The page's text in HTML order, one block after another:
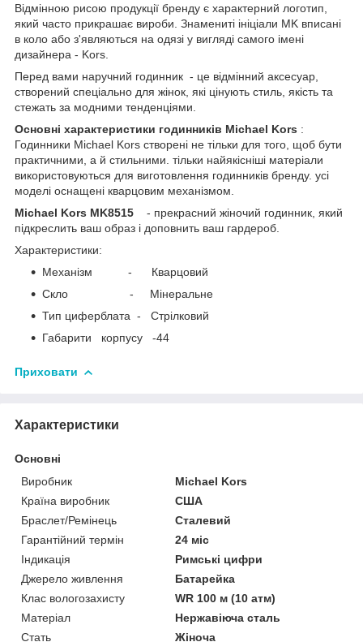
Відмінною рисою продукції бренду є характерний логотип,
який часто прикрашає вироби. Знамениті ініціали MK вписані
в коло або з'являються на одязі у вигляді самого імені
дизайнера - Kors.
Перед вами наручний годинник - це відмінний аксесуар,
створений спеціально для жінок, які цінують стиль, якість та
стежать за модними тенденціями.
Основні характеристики годинників Michael Kors :
Годинники Michael Kors створені не тільки для того, щоб бути
практичними, а й стильними. тільки найякісніші матеріали
використовуються для виготовлення годинників бренду. усі
моделі оснащені кварцовим механізмом.
Michael Kors MK8515 - прекрасний жіночий годинник, який
підкреслить ваш образ і доповнить ваш гардероб.
Характеристики:
Механізм - Кварцовий
Скло - Мінеральне
Тип циферблата - Стрілковий
Габарити корпусу -44
Приховати
Характеристики
Основні
Виробник
Michael Kors
Країна виробник
США
Браслет/Ремінець
Сталевий
Гарантійний термін
24 міс
Індикація
Римські цифри
Джерело живлення
Батарейка
Клас вологозахисту
WR 100 м (10 атм)
Матеріал
Нержавіюча сталь
Стать
Жіноча